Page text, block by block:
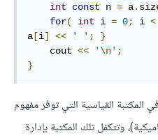
int
const n = a.
for( int i = 0; i <
a [i] << ' ' ;
}
    cout
<< '\n' ;
}
القياسية التي توفر مفهوم
وتتكفل تلك المكتبة بإدارة